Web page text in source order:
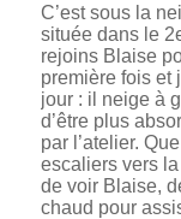
C’est sous la
située dans le
rejoins Blaise
première fois et
jour : il neige à
d’être plus
par l’atelier.
escaliers vers la
de voir Blaise,
chaud pour